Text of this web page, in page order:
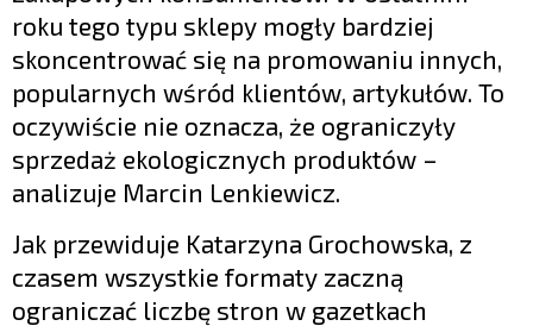
roku tego typu sklepy mogły bardziej
skoncentrować się na promowaniu innych,
popularnych wśród klientów, artykułów. To
oczywiście nie oznacza, że ograniczyły
sprzedaż ekologicznych produktów –
analizuje Marcin Lenkiewicz.
Jak przewiduje Katarzyna Grochowska, z
czasem wszystkie formaty zaczną
ograniczać liczbę stron w gazetkach